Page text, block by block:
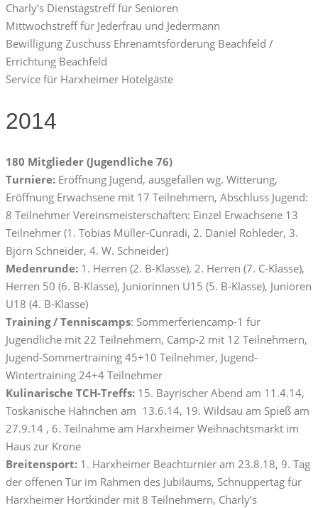
Charly’s Dienstagstreff für Senioren
Mittwochstreff für Jederfrau und Jedermann
Bewilligung Zuschuss Ehrenamtsförderung Beachfeld /
Errichtung Beachfeld
Service für Harxheimer Hotelgäste
2014
180 Mitglieder (Jugendliche 76)
Turniere: Eröffnung Jugend, ausgefallen wg. Witterung,
Eröffnung Erwachsene mit 17 Teilnehmern, Abschluss Jugend:
8 Teilnehmer Vereinsmeisterschaften: Einzel Erwachsene 13
Teilnehmer (1. Tobias Müller-Cunradi, 2. Daniel Rohleder, 3.
Björn Schneider, 4. W. Schneider)
Medenrunde: 1. Herren (2. B-Klasse), 2. Herren (7. C-Klasse),
Herren 50 (6. B-Klasse), Juniorinnen U15 (5. B-Klasse), Junioren
U18 (4. B-Klasse)
Training / Tenniscamps: Sommerferiencamp-1 für
Jugendliche mit 22 Teilnehmern, Camp-2 mit 12 Teilnehmern,
Jugend-Sommertraining 45+10 Teilnehmer, Jugend-
Wintertraining 24+4 Teilnehmer
Kulinarische TCH-Treffs: 15. Bayrischer Abend am 11.4.14,
Toskanische Hähnchen am 13.6.14, 19. Wildsau am Spieß am
27.9.14 , 6. Teilnahme am Harxheimer Weihnachtsmarkt im
Haus zur Krone
Breitensport: 1. Harxheimer Beachturnier am 23.8.18, 9. Tag
der offenen Tür im Rahmen des Jubiläums, Schnuppertag für
Harxheimer Hortkinder mit 8 Teilnehmern, Charly’s